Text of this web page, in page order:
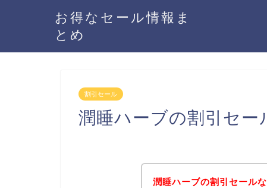
お得なセール情報ま
とめ
割引セール
潤睡ハーブの割引セー
潤睡ハーブの割引セール